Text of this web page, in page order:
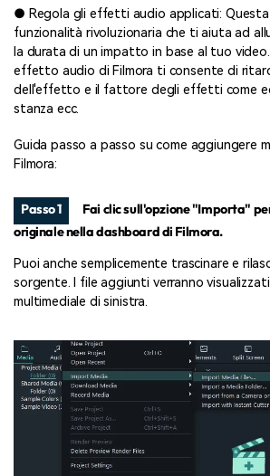
● Regola gli effetti audio applicati: Questa
funzionalità rivoluzionaria che ti aiuta ad
la durata di un impatto in base al tuo
effetto audio di Filmora ti consente di
dell'effetto e il fattore degli effetti come
stanza ecc.
Guida passo a passo su come aggiungere
Filmora:
Passo 1
Fai clic sull'opzione "Importa"
originale nella dashboard di Filmora.
Puoi anche semplicemente trascinare e
sorgente. I file aggiunti verranno
multimediale di sinistra.